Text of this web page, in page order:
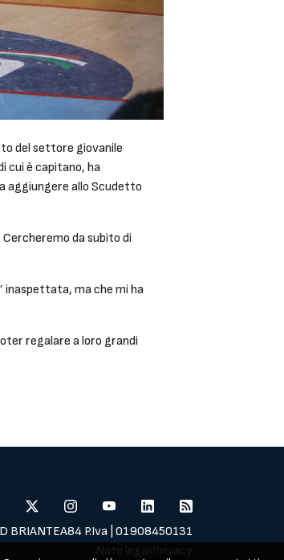
del settore giovanile
cui è capitano, ha
aggiungere allo Scudetto
da subito di
inaspettata, ma che mi ha
regalare a loro grandi
BRIANTEA84 P.Iva | 01908450131